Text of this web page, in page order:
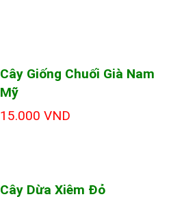
Cây Giống Chuối Già Nam
Mỹ
15.000 VND
Cây Dừa Xiêm Đỏ